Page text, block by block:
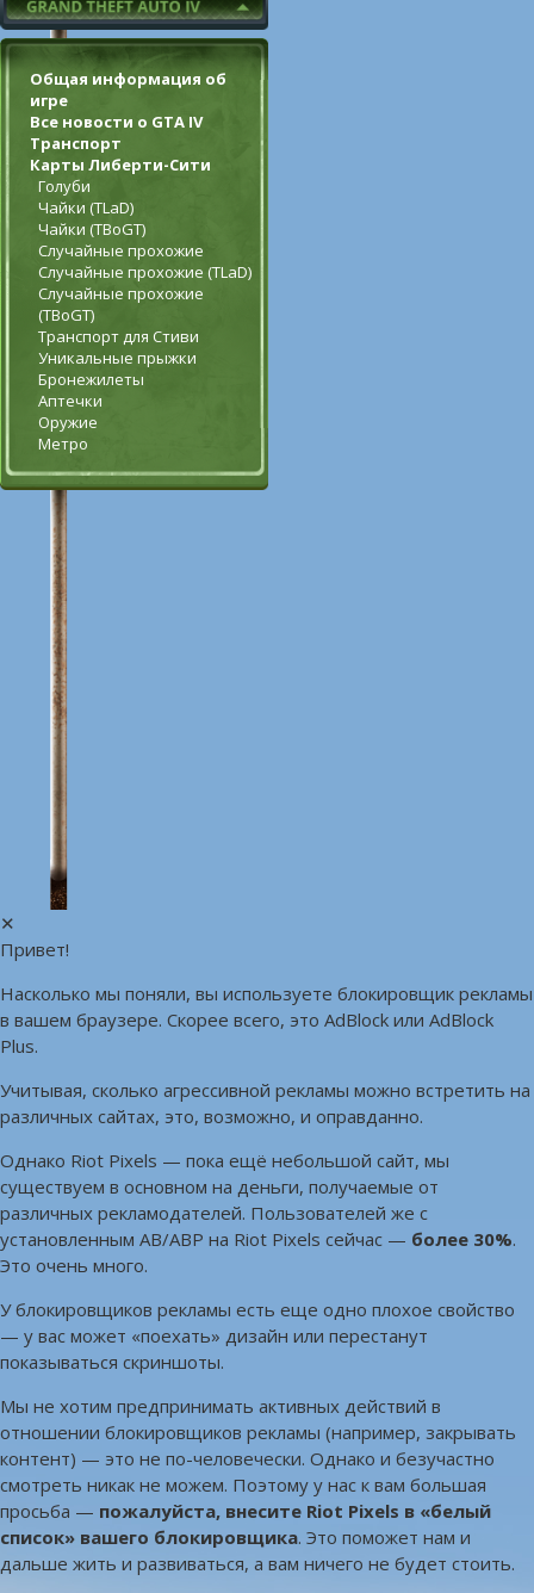
Общая информация об
игре
Все новости о GTA IV
Транспорт
Карты Либерти-Сити
Голуби
Чайки (TLaD)
Чайки (TBoGT)
Случайные прохожие
Случайные прохожие (TLaD)
Случайные прохожие
(TBoGT)
Транспорт для Стиви
Уникальные прыжки
Бронежилеты
Аптечки
Оружие
Метро
✕
Привет!
Насколько мы поняли, вы используете блокировщик рекламы
в вашем браузере. Скорее всего, это AdBlock или AdBlock
Plus.
Учитывая, сколько агрессивной рекламы можно встретить на
различных сайтах, это, возможно, и оправданно.
Однако Riot Pixels — пока ещё небольшой сайт, мы
существуем в основном на деньги, получаемые от
различных рекламодателей. Пользователей же с
установленным AB/ABP на Riot Pixels сейчас — более 30%.
Это очень много.
У блокировщиков рекламы есть еще одно плохое свойство
— у вас может «поехать» дизайн или перестанут
показываться скриншоты.
Мы не хотим предпринимать активных действий в
отношении блокировщиков рекламы (например, закрывать
контент) — это не по-человечески. Однако и безучастно
смотреть никак не можем. Поэтому у нас к вам большая
просьба — пожалуйста, внесите Riot Pixels в «белый
список» вашего блокировщика. Это поможет нам и
дальше жить и развиваться, а вам ничего не будет стоить.